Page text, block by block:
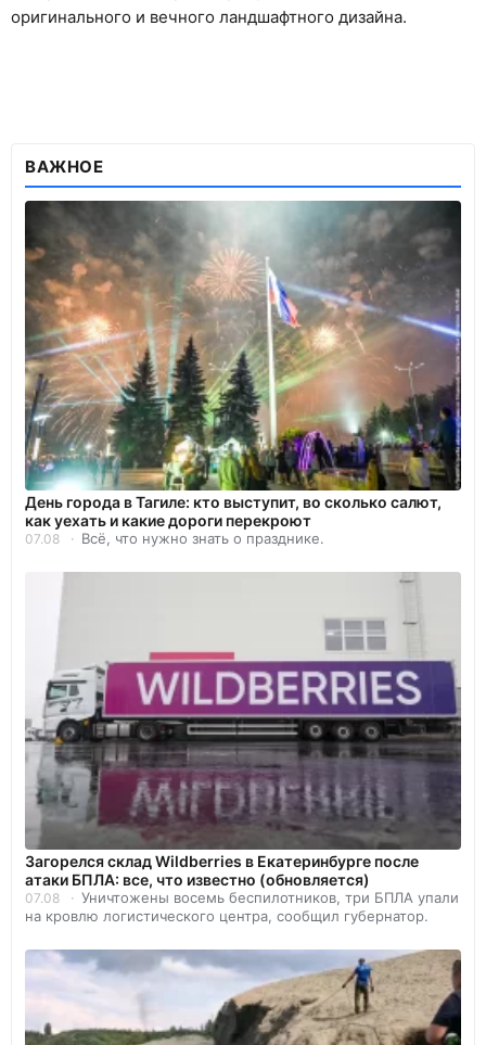
оригинального и вечного ландшафтного дизайна.
ВАЖНОЕ
День города в Тагиле: кто выступит, во сколько салют,
как уехать и какие дороги перекроют
07.08 Всё, что нужно знать о празднике.
Загорелся склад Wildberries в Екатеринбурге после
атаки БПЛА: все, что известно (обновляется)
07.08
Уничтожены восемь беспилотников, три БПЛА упали
на кровлю логистического центра, сообщил губернатор.